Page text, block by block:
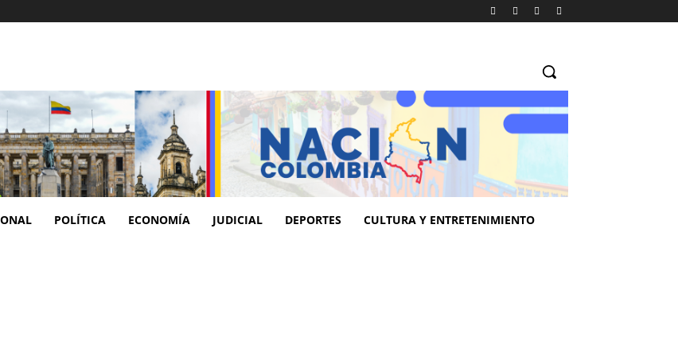
POLÍTICA ECONOMÍA JUDICIAL DEPORTES CULTURA Y ENTRETENIMIENTO